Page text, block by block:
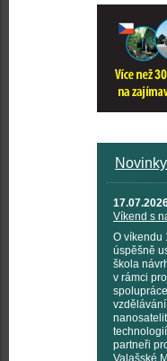
Víkend s
O víkendu
úspěšně
škola
v rámci
partneři
Valašské